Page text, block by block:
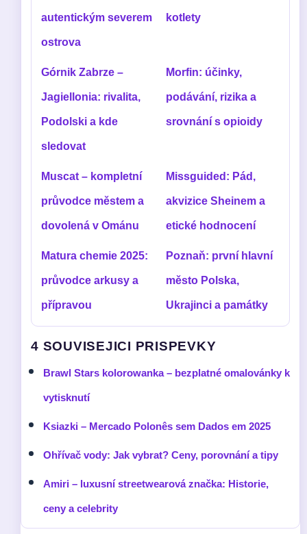
autentickým severem
ostrova
kotlety
Górnik Zabrze –
Jagiellonia: rivalita,
Podolski a kde
sledovat
Morfin: účinky,
podávání, rizika a
srovnání s opioidy
Muscat – kompletní
průvodce městem a
dovolená v Ománu
Missguided: Pád,
akvizice Sheinem a
etické hodnocení
Matura chemie 2025:
průvodce arkusy a
přípravou
Poznaň: první hlavní
město Polska,
Ukrajinci a památky
4 SOUVISEJICI PRISPEVKY
Brawl Stars kolorowanka – bezplatné omalovánky k
vytisknutí
Ksiazki – Mercado Polonês sem Dados em 2025
Ohřívač vody: Jak vybrat? Ceny, porovnání a tipy
Amiri – luxusní streetwearová značka: Historie,
ceny a celebrity